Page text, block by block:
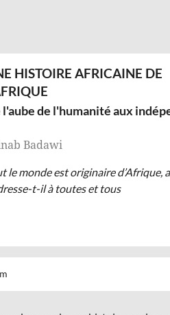
HISTOIRE AFRICAINE DE
l'aube de l'humanité aux
Badawi
le monde est originaire d’Afrique,
t-il à toutes et tous